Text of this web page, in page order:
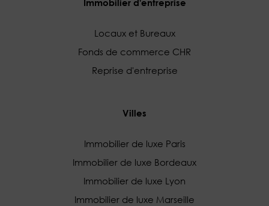
Locaux et Bureaux
Fonds de commerce CHR
Reprise d'entreprise
Villes
Immobilier de luxe Paris
Immobilier de luxe Bordeaux
Immobilier de luxe Lyon
Immobilier de luxe Marseille